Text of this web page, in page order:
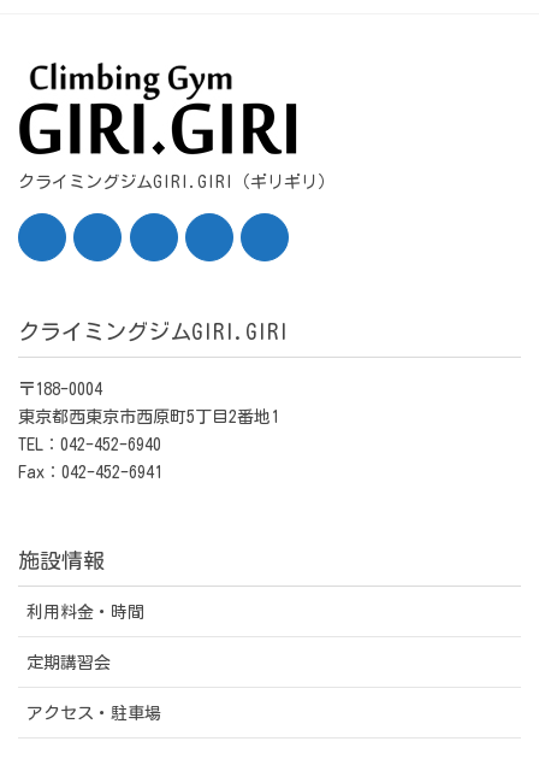
クライミングジムGIRI.GIRI（ギリギリ）
クライミングジムGIRI.GIRI
〒188-0004
東京都西東京市西原町5丁目2番地1
TEL：042-452-6940
Fax：042-452-6941
施設情報
利用料金・時間
定期講習会
アクセス・駐車場